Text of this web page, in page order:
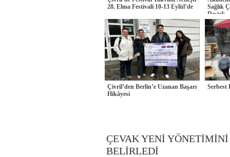
28. Elma Festivali 10-13 Eylül’de
Sağlık
Destek
Çivril’den Berlin’e Uzanan Başarı
Hikâyesi
Serbest
ÇEVAK YENİ YÖNETİMİNİ
BELİRLEDİ